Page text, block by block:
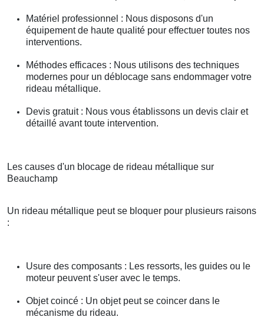
Matériel professionnel : Nous disposons d'un
équipement de haute qualité pour effectuer toutes nos
interventions.
Méthodes efficaces : Nous utilisons des techniques
modernes pour un déblocage sans endommager votre
rideau métallique.
Devis gratuit : Nous vous établissons un devis clair et
détaillé avant toute intervention.
Les causes d'un blocage de rideau métallique sur
Beauchamp
Un rideau métallique peut se bloquer pour plusieurs raisons
:
Usure des composants : Les ressorts, les guides ou le
moteur peuvent s'user avec le temps.
Objet coincé : Un objet peut se coincer dans le
mécanisme du rideau.